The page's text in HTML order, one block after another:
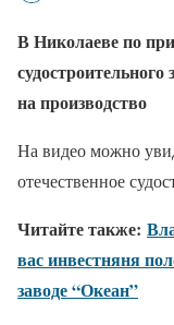
В Николаеве по
на производство
На видео можно
отечественное
Читайте также:
вас инвестняня
заводе “Океан”